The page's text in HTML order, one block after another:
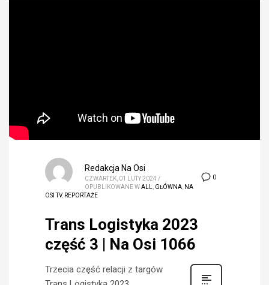
0
Redakcja Na Osi
CZWARTEK, 01 LUTY 2024 /
OPUBLIKOWANE WALL GŁÓWNA NA
OSI TV, REPORTAŻE
Trans Logistyka 2023
część 3 | Na Osi 1066
Trzecia część relacji z targów